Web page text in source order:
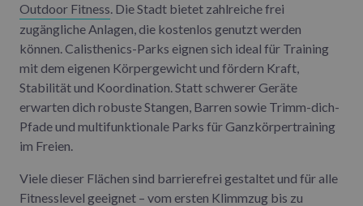
Outdoor Fitness. Die Stadt bietet zahlreiche frei
zugängliche Anlagen, die kostenlos genutzt werden
können. Calisthenics-Parks eignen sich ideal für Training
mit dem eigenen Körpergewicht und fördern Kraft,
Stabilität und Koordination. Statt schwerer Geräte
erwarten dich robuste Stangen, Barren sowie Trimm-dich-
Pfade und multifunktionale Parks für Ganzkörpertraining
im Freien.
Viele dieser Flächen sind barrierefrei gestaltet und für alle
Fitnesslevel geeignet – vom ersten Klimmzug bis zu